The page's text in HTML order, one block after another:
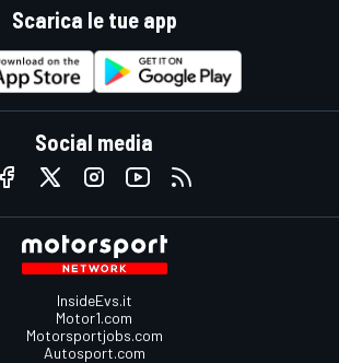
Scarica le tue app
Social media
InsideEvs.it
Motor1.com
Motorsportjobs.com
Autosport.com